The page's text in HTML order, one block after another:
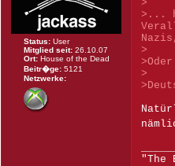
Status: User
Mitglied seit: 26.10.07
Ort: House of the Dead
Beitr�ge: 5121
Netzwerke:
>
>...
>
>